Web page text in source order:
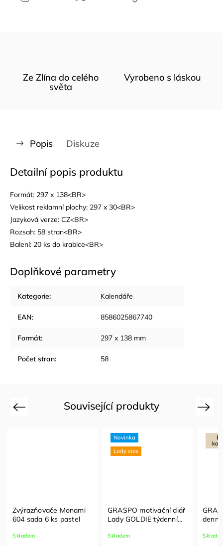
Ze Zlína do celého
světa
Vyrobeno s láskou
Popis Diskuze
Detailní popis produktu
Formát: 297 x 138<BR>
Velikost reklamní plochy: 297 x 30<BR>
Jazyková verze: CZ<BR>
Rozsah: 58 stran<BR>
Balení: 20 ks do krabice<BR>
Doplňkové parametry
Kategorie: Kalendáře
EAN: 8586025867740
Formát: 297 x 138 mm
Počet stran: 58
Související produkty
Previous
Zvýrazňovače Monami
604 sada 6 ks pastel
Skladem
Novinka
Lady size
GRASPO motivační diář
Lady GOLDIE týdenní
Skladem
denní
Next